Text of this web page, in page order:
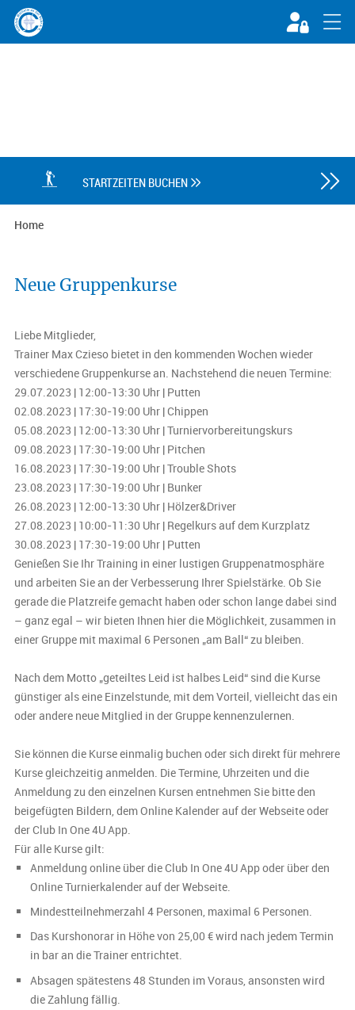
STARTZEITEN BUCHEN  
Home
Neue Gruppenkurse
Liebe Mitglieder,
Trainer Max Czieso bietet in den kommenden Wochen wieder
verschiedene Gruppenkurse an. Nachstehend die neuen Termine:
29.07.2023 | 12:00-13:30 Uhr | Putten
02.08.2023 | 17:30-19:00 Uhr | Chippen
05.08.2023 | 12:00-13:30 Uhr | Turniervorbereitungskurs
09.08.2023 | 17:30-19:00 Uhr | Pitchen
16.08.2023 | 17:30-19:00 Uhr | Trouble Shots
23.08.2023 | 17:30-19:00 Uhr | Bunker
26.08.2023 | 12:00-13:30 Uhr | Hölzer&Driver
27.08.2023 | 10:00-11:30 Uhr | Regelkurs auf dem Kurzplatz
30.08.2023 | 17:30-19:00 Uhr | Putten
Genießen Sie Ihr Training in einer lustigen Gruppenatmosphäre
und arbeiten Sie an der Verbesserung Ihrer Spielstärke. Ob Sie
gerade die Platzreife gemacht haben oder schon lange dabei sind
– ganz egal – wir bieten Ihnen hier die Möglichkeit, zusammen in
einer Gruppe mit maximal 6 Personen „am Ball“ zu bleiben.
Nach dem Motto „geteiltes Leid ist halbes Leid“ sind die Kurse
günstiger als eine Einzelstunde, mit dem Vorteil, vielleicht das ein
oder andere neue Mitglied in der Gruppe kennenzulernen.
Sie können die Kurse einmalig buchen oder sich direkt für mehrere
Kurse gleichzeitig anmelden. Die Termine, Uhrzeiten und die
Anmeldung zu den einzelnen Kursen entnehmen Sie bitte den
beigefügten Bildern, dem Online Kalender auf der Webseite oder
der Club In One 4U App.
Für alle Kurse gilt:
Anmeldung online über die Club In One 4U App oder über den
Online Turnierkalender auf der Webseite.
Mindestteilnehmerzahl 4 Personen, maximal 6 Personen.
Das Kurshonorar in Höhe von 25,00 € wird nach jedem Termin
in bar an die Trainer entrichtet.
Absagen spätestens 48 Stunden im Voraus, ansonsten wird
die Zahlung fällig.